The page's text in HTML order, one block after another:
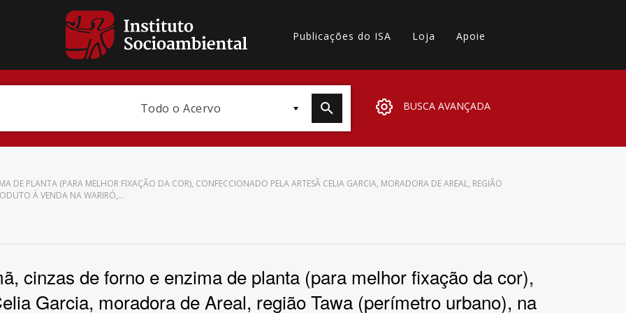
Publicações do ISA Loja Apoie
Todo o Acervo BUSCA AVANÇADA
Subtema
DE PLANTA (PARA MELHOR FIXAÇÃO DA COR), CONFECCIONADO PELA ARTESÃ CELIA GARCIA, MORADORA DE AREAL, REGIÃO
À VENDA NA WARIRÓ,…
cinzas de forno e enzima de planta (para melhor fixação da cor),
Garcia, moradora de Areal, região Tawa (perímetro urbano), na